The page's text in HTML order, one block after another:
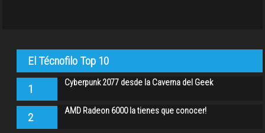
El Técnofilo Top 10
1 Cyberpunk 2077 desde la Caverna del Geek
2 AMD Radeon 6000 la tienes que conocer!